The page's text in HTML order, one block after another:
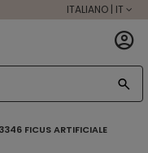
ITALIANO | IT
FICUS ARTIFICIALE